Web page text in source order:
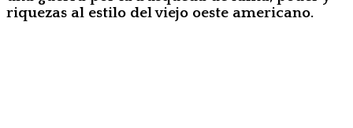
riquezas al estilo del viejo oeste americano.